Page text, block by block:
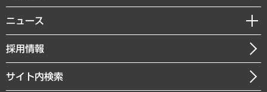
共生・ダイバーシティ
GRC（ガバナンス・リスク・コンプライアンス）・防災（政策）
経済・産業・雇用・労働
経営用語集
受託・受注実績（官公庁関連）
メディア掲載・出演
MUFGビジネスセミナー
受託案件情報
私たちの想い
社長メッセージ
会社概要
ニュース
ニュースリリース
お知らせ
採用情報
サイト内検索